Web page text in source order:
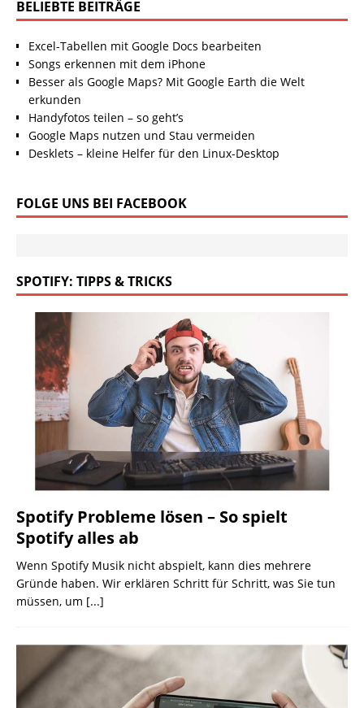
BELIEBTE BEITRÄGE
Excel-Tabellen mit Google Docs bearbeiten
Songs erkennen mit dem iPhone
Besser als Google Maps? Mit Google Earth die Welt
erkunden
Handyfotos teilen – so geht’s
Google Maps nutzen und Stau vermeiden
Desklets – kleine Helfer für den Linux-Desktop
FOLGE UNS BEI FACEBOOK
SPOTIFY: TIPPS & TRICKS
Spotify Probleme lösen – So spielt
Spotify alles ab
Wenn Spotify Musik nicht abspielt, kann dies mehrere
Gründe haben. Wir erklären Schritt für Schritt, was Sie tun
müssen, um [...]